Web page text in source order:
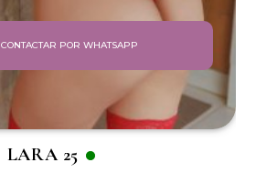
CONTACTAR POR WHATSAPP
LARA 25